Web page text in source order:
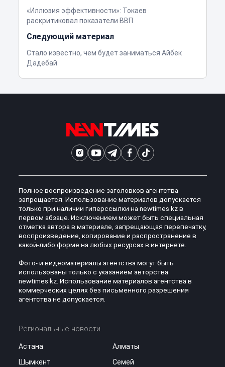
«Иллюзия эффективности»: Токаев
раскритиковал показатели ВВП
Следующий материал
Стало известно, чем будет заниматься Айбек
Дадебай
Полное воспроизведение заголовков агентства
запрещается. Использование материалов допускается
только при наличии гиперссылки на newtimes.kz в
первом абзаце. Исключением может быть специальная
отметка автора в материале, запрещающая перепечатку,
воспроизведение, копирование и распространение в
какой-либо форме на любых ресурсах в интернете.
Фото- и видеоматериалы агентства могут быть
использованы только с указанием авторства
newtimes.kz. Использование материалов агентства в
коммерческих целях без письменного разрешения
агентства не допускается.
Региональные новости
Астана
Алматы
Шымкент
Семей